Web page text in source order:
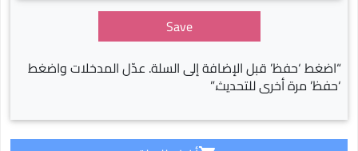
Save
“اضغط ‘حفظ’ قبل الإضافة إلى السلة. عدّل المدخلات واضغط
‘حفظ’ مرة أخرى للتحديث.”